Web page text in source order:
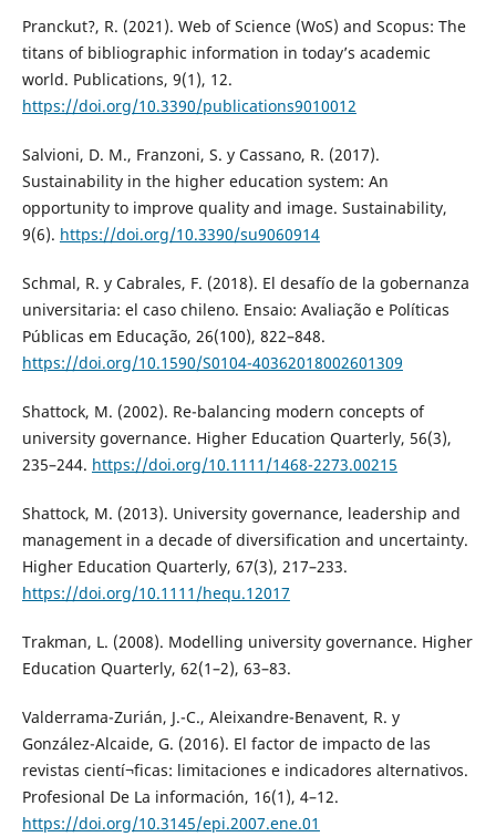
Pranckut?, R. (2021). Web of Science (WoS) and Scopus: The
titans of bibliographic information in today’s academic
world. Publications, 9(1), 12.
https://doi.org/10.3390/publications9010012
Salvioni, D. M., Franzoni, S. y Cassano, R. (2017).
Sustainability in the higher education system: An
opportunity to improve quality and image. Sustainability,
9(6). https://doi.org/10.3390/su9060914
Schmal, R. y Cabrales, F. (2018). El desafío de la gobernanza
universitaria: el caso chileno. Ensaio: Avaliação e Políticas
Públicas em Educação, 26(100), 822–848.
https://doi.org/10.1590/S0104-40362018002601309
Shattock, M. (2002). Re-balancing modern concepts of
university governance. Higher Education Quarterly, 56(3),
235–244. https://doi.org/10.1111/1468-2273.00215
Shattock, M. (2013). University governance, leadership and
management in a decade of diversification and uncertainty.
Higher Education Quarterly, 67(3), 217–233.
https://doi.org/10.1111/hequ.12017
Trakman, L. (2008). Modelling university governance. Higher
Education Quarterly, 62(1–2), 63–83.
Valderrama-Zurián, J.-C., Aleixandre-Benavent, R. y
González-Alcaide, G. (2016). El factor de impacto de las
revistas cientí¬ficas: limitaciones e indicadores alternativos.
Profesional De La información, 16(1), 4–12.
https://doi.org/10.3145/epi.2007.ene.01